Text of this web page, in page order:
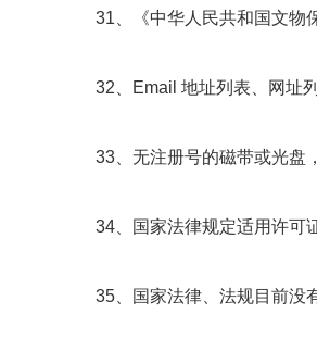
31、《中华人民共和国文物
32、Email 地址列表、网址
33、无注册号的磁带或光盘
34、国家法律规定适用许可
35、国家法律、法规目前没